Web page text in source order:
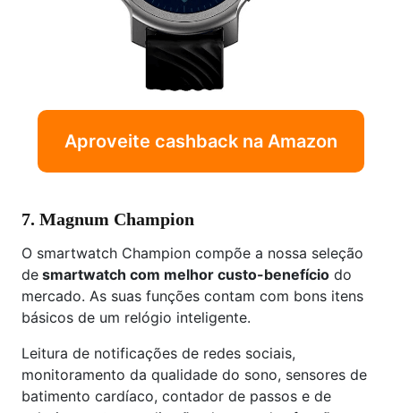
Aproveite cashback na Amazon
7. Magnum Champion
O smartwatch Champion compõe a nossa seleção
de smartwatch com melhor custo-benefício do
mercado. As suas funções contam com bons itens
básicos de um relógio inteligente.
Leitura de notificações de redes sociais,
monitoramento da qualidade do sono, sensores de
batimento cardíaco, contador de passos e de